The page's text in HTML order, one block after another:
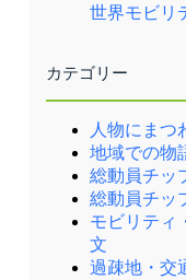
世界モビリ
カテゴリー
人物にまつ
地域での物
総動員チッ
総動員チッ
モビリティ
文
過疎地・交